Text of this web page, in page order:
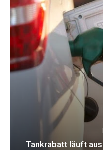
Tankrabatt läuft